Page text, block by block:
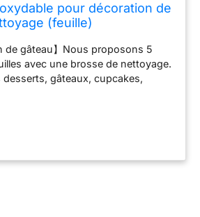
pour décoration de
(feuille)
de gâteau】Nous proposons 5
avec une brosse de nettoyage.
gâteaux, cupcakes,
les anniversaires, mariages et
et les professionnels.
d'embouts de tuyau à fleurs est
alimentaire, le design sans
sans se déchirer ou se
haute résistance, et est